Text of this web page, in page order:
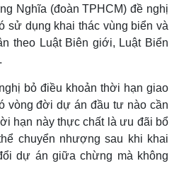
Nghĩa (đoàn TPHCM) đề nghị
sử dụng khai thác vùng biển và
theo Luật Biên giới, Luật Biển
bỏ điều khoản thời hạn giao
vòng đời dự án đầu tư nào cần
hạn này thực chất là ưu đãi bổ
chuyển nhượng sau khi khai
dự án giữa chừng mà không